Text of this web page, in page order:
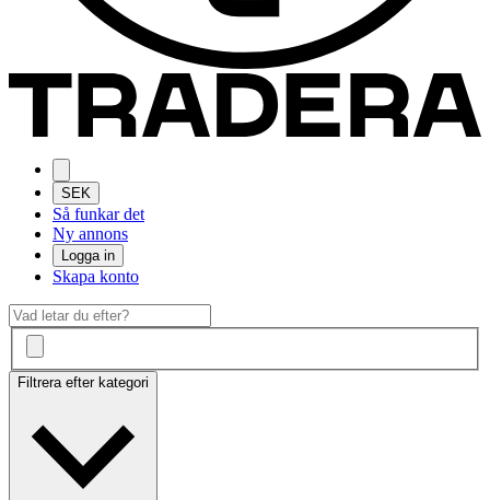
SEK
Så funkar det
Ny annons
Logga in
Skapa konto
Filtrera efter kategori